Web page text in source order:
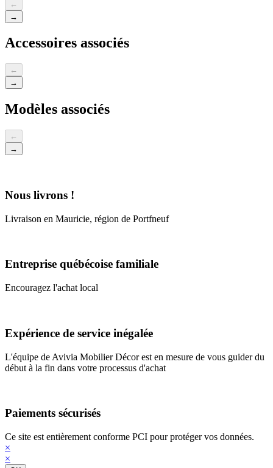
←
→
Accessoires associés
←
→
Modèles associés
←
→
Nous livrons !
Livraison en Mauricie, région de Portfneuf
Entreprise québécoise familiale
Encouragez l'achat local
Expérience de service inégalée
L'équipe de Avivia Mobilier Décor est en mesure de vous guider du
début à la fin dans votre processus d'achat
Paiements sécurisés
Ce site est entièrement conforme PCI pour protéger vos données.
×
×